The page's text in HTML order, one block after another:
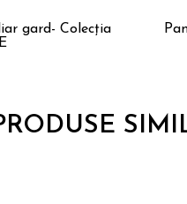
gard- Colecția